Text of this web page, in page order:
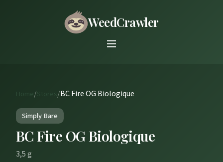
WeedCrawler
Home / /BC Fire OG Biologique
Simply Bare
BC Fire OG Biologique
3,5 g